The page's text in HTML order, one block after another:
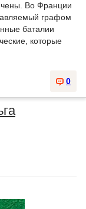
Во Франции
графом
баталии
которые
0